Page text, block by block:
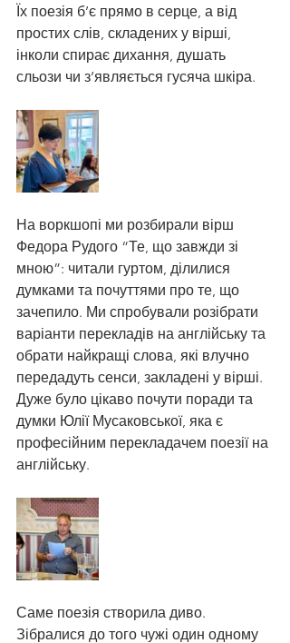
Їх поезія б’є прямо в серце, а від
простих слів, складених у вірші,
інколи спирає дихання, душать
сльози чи з’являється гусяча шкіра.
На воркшопі ми розбирали вірш
Федора Рудого “Те, що завжди зі
мною”: читали гуртом, ділилися
думками та почуттями про те, що
зачепило. Ми спробували розібрати
варіанти перекладів на англійську та
обрати найкращі слова, які влучно
передадуть сенси, закладені у вірші.
Дуже було цікаво почути поради та
думки Юлії Мусаковської, яка є
професійним перекладачем поезії на
англійську.
Саме поезія створила диво.
Зібралися до того чужі один одному